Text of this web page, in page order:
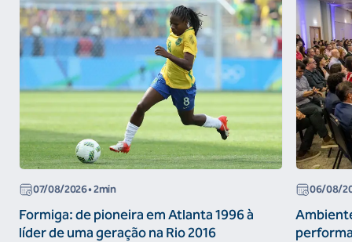
07/08/2026• 2min
Formiga: de pioneira em Atlanta 1996 à
líder de uma geração na Rio 2016
06/08/